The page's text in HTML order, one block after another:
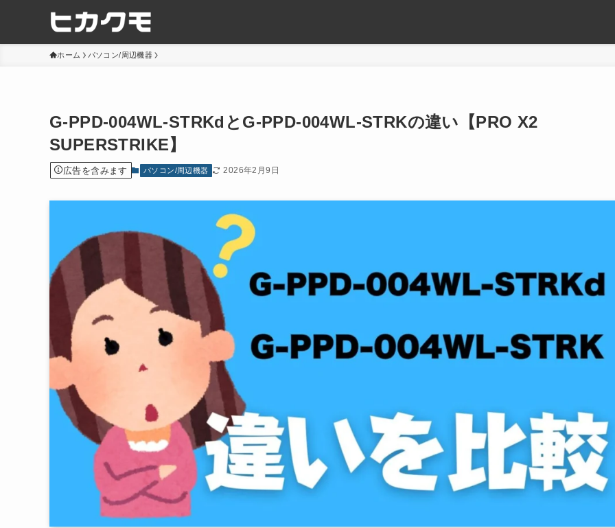
ホーム パソコン/周辺機器
G-PPD-004WL-STRKdとG-PPD-004WL-STRKの違い【PRO X2
SUPERSTRIKE】
広告を含みます パソコン/周辺機器 2026年2月9日